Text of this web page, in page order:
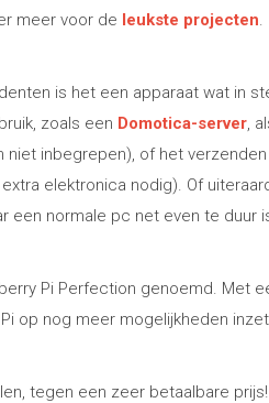
meer voor de leukste projecten.
is het een apparaat wat in
zoals een Domotica-server,
inbegrepen), of het verzenden
elektronica nodig). Of
een normale pc net even te duur
Pi Perfection genoemd. Met
op nog meer mogelijkheden
tegen een zeer betaalbare prijs!